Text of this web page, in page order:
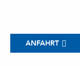
ANFAHRT